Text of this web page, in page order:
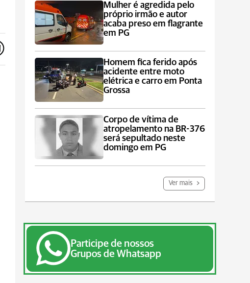
Mulher é agredida pelo
próprio irmão e autor
acaba preso em flagrante
em PG
Homem fica ferido após
acidente entre moto
elétrica e carro em Ponta
Grossa
Corpo de vítima de
atropelamento na BR-376
será sepultado neste
domingo em PG
Ver mais
Participe de nossos
Grupos de Whatsapp